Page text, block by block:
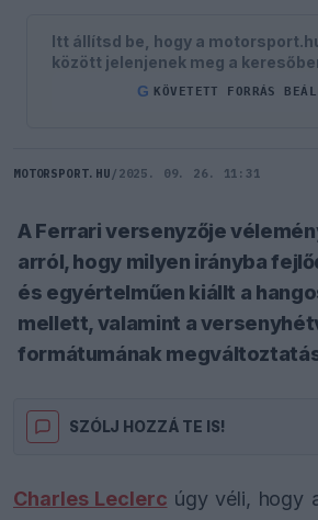
Itt állítsd be, hogy a
között jelenjenek meg a
G KÖVETETT FORRÁS
MOTORSPORT.HU / 2025. 09. 26. 11:31
A Ferrari versenyzője
arról, hogy milyen irányba
és egyértelműen kiállt a
mellett, valamint a
formátumának
SZÓLJ HOZZÁ TE IS!
Charles Leclerc úgy véli, hogy